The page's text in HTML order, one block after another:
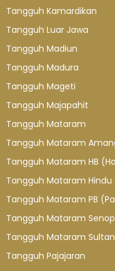
Tangguh Kamardikan
Tangguh Luar Jawa
Tangguh Madiun
Tangguh Madura
Tangguh Mageti
Tangguh Majapahit
Tangguh Mataram
Tangguh Mataram
Tangguh Mataram HB
Tangguh Mataram Hindu
Tangguh Mataram PB
Tangguh Mataram
Tangguh Mataram
Tangguh Pajajaran